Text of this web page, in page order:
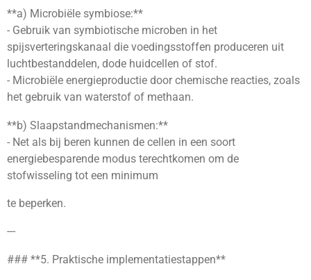
**a) Microbiële symbiose:**
- Gebruik van symbiotische microben in het
spijsverteringskanaal die voedingsstoffen produceren uit
luchtbestanddelen, dode huidcellen of stof.
- Microbiële energieproductie door chemische reacties, zoals
het gebruik van waterstof of methaan.
**b) Slaapstandmechanismen:**
- Net als bij beren kunnen de cellen in een soort
energiebesparende modus terechtkomen om de
stofwisseling tot een minimum
te beperken.
---
### **5. Praktische implementatiestappen**